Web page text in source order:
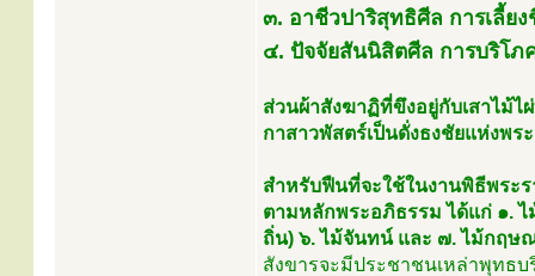
๓. อาชีวปาริสุทธิศีล การเลี้ย
๔. ปัจจัยสันนิสิตศีล การบริโภ
ส่วนผ้าสังฆาฏิที่ขึงอยู่กับเสาไม้ไ
กาสาวพัสตร์เป็นดั่งธงชัยแห่งพร
สำหรับฟืนที่จะใช้ในงานพิธีพระ
ตามหลักพระอภิธรรม ได้แก่ ๑.
ถิ่น) ๖. ไม้จันทน์ และ ๗. ไม้กฤษ
สังขารจะมีประชาชนเหล่าพุทธบ